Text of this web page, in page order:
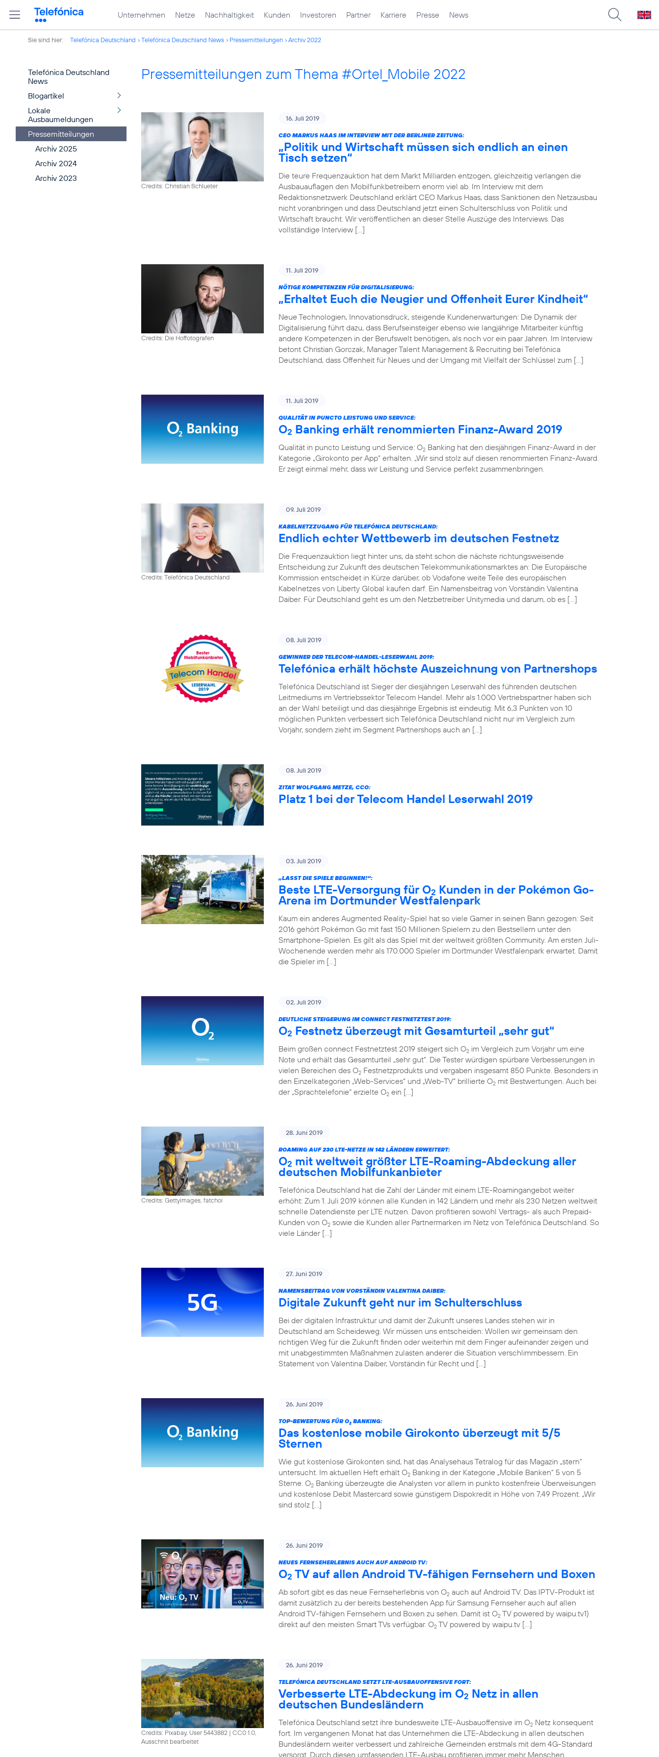
Unternehmen Netze Nachhaltigkeit Kunden Investoren Partner Karriere Presse News
Sie sind hier: Telefónica Deutschland Telefónica Deutschland News Pressemitteilungen Archiv 2022
Telefónica Deutschland
News
Blogartikel
Lokale
Ausbaumeldungen
Pressemitteilungen
Archiv 2025
Archiv 2024
Archiv 2023
Pressemitteilungen zum Thema #Ortel_Mobile 2022
Credits: Christian Schlueter
16. Juli 2019
CEO MARKUS HAAS IM INTERVIEW MIT DER BERLINER ZEITUNG:
„Politik und Wirtschaft müssen sich endlich an einen
Tisch setzen“
Die teure Frequenzauktion hat dem Markt Milliarden entzogen, gleichzeitig verlangen die
Ausbauauflagen den Mobilfunkbetreibern enorm viel ab. Im Interview mit dem
Redaktionsnetzwerk Deutschland erklärt CEO Markus Haas, dass Sanktionen den Netzausbau
nicht voranbringen und dass Deutschland jetzt einen Schulterschluss von Politik und
Wirtschaft braucht. Wir veröffentlichen an dieser Stelle Auszüge des Interviews. Das
vollständige Interview […]
Credits: Die Hoffotografen
11. Juli 2019
NÖTIGE KOMPETENZEN FÜR DIGITALISIERUNG:
„Erhaltet Euch die Neugier und Offenheit Eurer Kindheit“
Neue Technologien, Innovationsdruck, steigende Kundenerwartungen: Die Dynamik der
Digitalisierung führt dazu, dass Berufseinsteiger ebenso wie langjährige Mitarbeiter künftig
andere Kompetenzen in der Berufswelt benötigen, als noch vor ein paar Jahren. Im Interview
betont Christian Gorczak, Manager Talent Management & Recruiting bei Telefónica
Deutschland, dass Offenheit für Neues und der Umgang mit Vielfalt der Schlüssel zum […]
11. Juli 2019
QUALITÄT IN PUNCTO LEISTUNG UND SERVICE:
O2 Banking erhält renommierten Finanz-Award 2019
Qualität in puncto Leistung und Service: O2 Banking hat den diesjährigen Finanz-Award in der
Kategorie „Girokonto per App“ erhalten. „Wir sind stolz auf diesen renommierten Finanz-Award.
Er zeigt einmal mehr, dass wir Leistung und Service perfekt zusammenbringen.
Credits: Telefónica Deutschland
09. Juli 2019
KABELNETZZUGANG FÜR TELEFÓNICA DEUTSCHLAND:
Endlich echter Wettbewerb im deutschen Festnetz
Die Frequenzauktion liegt hinter uns, da steht schon die nächste richtungsweisende
Entscheidung zur Zukunft des deutschen Telekommunikationsmarktes an: Die Europäische
Kommission entscheidet in Kürze darüber, ob Vodafone weite Teile des europäischen
Kabelnetzes von Liberty Global kaufen darf. Ein Namensbeitrag von Vorständin Valentina
Daiber. Für Deutschland geht es um den Netzbetreiber Unitymedia und darum, ob es […]
08. Juli 2019
GEWINNER DER TELECOM-HANDEL-LESERWAHL 2019:
Telefónica erhält höchste Auszeichnung von Partnershops
Telefónica Deutschland ist Sieger der diesjährigen Leserwahl des führenden deutschen
Leitmediums im Vertriebssektor Telecom Handel. Mehr als 1.000 Vertriebspartner haben sich
an der Wahl beteiligt und das diesjährige Ergebnis ist eindeutig: Mit 6,3 Punkten von 10
möglichen Punkten verbessert sich Telefónica Deutschland nicht nur im Vergleich zum
Vorjahr, sondern zieht im Segment Partnershops auch an […]
08. Juli 2019
ZITAT WOLFGANG METZE, CCO:
Platz 1 bei der Telecom Handel Leserwahl 2019
03. Juli 2019
„LASST DIE SPIELE BEGINNEN!“:
Beste LTE-Versorgung für O2 Kunden in der Pokémon Go-
Arena im Dortmunder Westfalenpark
Kaum ein anderes Augmented Reality-Spiel hat so viele Gamer in seinen Bann gezogen: Seit
2016 gehört Pokémon Go mit fast 150 Millionen Spielern zu den Bestsellern unter den
Smartphone-Spielen. Es gilt als das Spiel mit der weltweit größten Community. Am ersten Juli-
Wochenende werden mehr als 170.000 Spieler im Dortmunder Westfalenpark erwartet. Damit
die Spieler im […]
02. Juli 2019
DEUTLICHE STEIGERUNG IM CONNECT FESTNETZTEST 2019:
O2 Festnetz überzeugt mit Gesamturteil „sehr gut“
Beim großen connect Festnetztest 2019 steigert sich O2 im Vergleich zum Vorjahr um eine
Note und erhält das Gesamturteil „sehr gut“. Die Tester würdigen spürbare Verbesserungen in
vielen Bereichen des O2 Festnetzprodukts und vergaben insgesamt 850 Punkte. Besonders in
den Einzelkategorien „Web-Services“ und „Web-TV“ brillierte O2 mit Bestwertungen. Auch bei
der „Sprachtelefonie“ erzielte O2 ein […]
Credits: Gettyimages, fatchoi
28. Juni 2019
ROAMING AUF 230 LTE-NETZE IN 142 LÄNDERN ERWEITERT:
O2 mit weltweit größter LTE-Roaming-Abdeckung aller
deutschen Mobilfunkanbieter
Telefónica Deutschland hat die Zahl der Länder mit einem LTE-Roamingangebot weiter
erhöht: Zum 1. Juli 2019 können alle Kunden in 142 Ländern und mehr als 230 Netzen weltweit
schnelle Datendienste per LTE nutzen. Davon profitieren sowohl Vertrags- als auch Prepaid-
Kunden von O2 sowie die Kunden aller Partnermarken im Netz von Telefónica Deutschland. So
viele Länder […]
27. Juni 2019
NAMENSBEITRAG VON VORSTÄNDIN VALENTINA DAIBER:
Digitale Zukunft geht nur im Schulterschluss
Bei der digitalen Infrastruktur und damit der Zukunft unseres Landes stehen wir in
Deutschland am Scheideweg. Wir müssen uns entscheiden: Wollen wir gemeinsam den
richtigen Weg für die Zukunft finden oder weiterhin mit dem Finger aufeinander zeigen und
mit unabgestimmten Maßnahmen zulasten anderer die Situation verschlimmbessern. Ein
Statement von Valentina Daiber, Vorständin für Recht und […]
26. Juni 2019
TOP-BEWERTUNG FÜR O2 BANKING:
Das kostenlose mobile Girokonto überzeugt mit 5/5
Sternen
Wie gut kostenlose Girokonten sind, hat das Analysehaus Tetralog für das Magazin „stern“
untersucht. Im aktuellen Heft erhält O2 Banking in der Kategorie „Mobile Banken“ 5 von 5
Sterne. O2 Banking überzeugte die Analysten vor allem in punkto kostenfreie Überweisungen
und kostenlose Debit Mastercard sowie günstigem Dispokredit in Höhe von 7,49 Prozent. „Wir
sind stolz […]
26. Juni 2019
NEUES FERNSEHERLEBNIS AUCH AUF ANDROID TV:
O2 TV auf allen Android TV-fähigen Fernsehern und Boxen
Ab sofort gibt es das neue Fernseherlebnis von O2 auch auf Android TV. Das IPTV-Produkt ist
damit zusätzlich zu der bereits bestehenden App für Samsung Fernseher auch auf allen
Android TV-fähigen Fernsehern und Boxen zu sehen. Damit ist O2 TV powered by waipu.tv1)
direkt auf den meisten Smart TVs verfügbar. O2 TV powered by waipu.tv […]
Credits: Pixabay, User 5443882 | CC0 1.0,
Ausschnit bearbeitet
26. Juni 2019
TELEFÓNICA DEUTSCHLAND SETZT LTE-AUSBAUOFFENSIVE FORT:
Verbesserte LTE-Abdeckung im O2 Netz in allen
deutschen Bundesländern
Telefónica Deutschland setzt ihre bundesweite LTE-Ausbauoffensive im O2 Netz konsequent
fort. Im vergangenen Monat hat das Unternehmen die LTE-Abdeckung in allen deutschen
Bundesländern weiter verbessert und zahlreiche Gemeinden erstmals mit dem 4G-Standard
versorgt. Durch diesen umfassenden LTE-Ausbau profitieren immer mehr Menschen